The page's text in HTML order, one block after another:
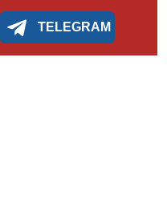
TELEGRAM